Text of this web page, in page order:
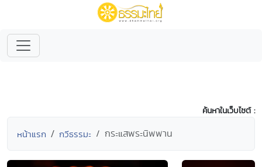
ค้นหาในเว็บไซต์ :
หน้าแรก กวีธรรมะ กระแสพระนิพพาน